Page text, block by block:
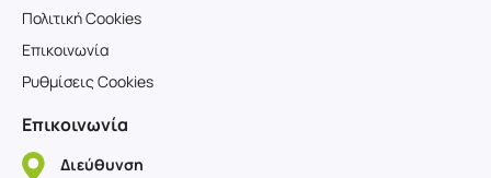
Πολιτική Cookies
Επικοινωνία
Ρυθμίσεις Cookies
Επικοινωνία
Διεύθυνση